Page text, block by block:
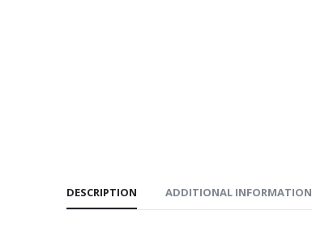
DESCRIPTION ADDITIONAL INFORMATION